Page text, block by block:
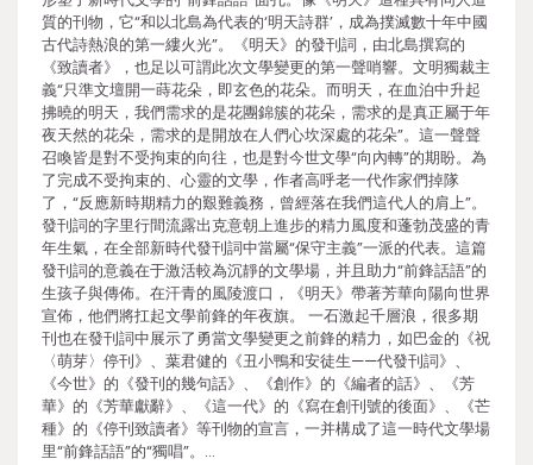
質的刊物，它“和以北島為代表的‘明天詩群’，成為撲滅數十年中國
古代詩熱浪的第一縷火光”。《明天》的發刊詞，由北島撰寫的
《致讀者》，也足以可謂此次文學變更的第一聲哨響。文明獨裁主
義“只準文壇開一蒔花朵，即玄色的花朵。而明天，在血泊中升起
拂曉的明天，我們需求的是花團錦簇的花朵，需求的是真正屬于年
夜天然的花朵，需求的是開放在人們心坎深處的花朵”。這一聲聲
召喚皆是對不受拘束的向往，也是對今世文學“向內轉”的期盼。為
了完成不受拘束的、心靈的文學，作者高呼老一代作家們掉隊
了，“反應新時期精力的艱難義務，曾經落在我們這代人的肩上”。
發刊詞的字里行間流露出克意朝上進步的精力風度和蓬勃茂盛的青
年生氣，在全部新時代發刊詞中當屬“保守主義”一派的代表。這篇
發刊詞的意義在于激活較為沉靜的文學場，并且助力“前鋒話語”的
生孩子與傳佈。在汗青的風陵渡口，《明天》帶著芳華向陽向世界
宣佈，他們將扛起文學前鋒的年夜旗。 一石激起千層浪，很多期
刊也在發刊詞中展示了勇當文學變更之前鋒的精力，如巴金的《祝
〈萌芽〉停刊》、葉君健的《丑小鴨和安徒生——代發刊詞》、
《今世》的《發刊的幾句話》、《創作》的《編者的話》、《芳
華》的《芳華獻辭》、《這一代》的《寫在創刊號的後面》、《芒
種》的《停刊致讀者》等刊物的宣言，一并構成了這一時代文學場
里“前鋒話語”的“獨唱”。…